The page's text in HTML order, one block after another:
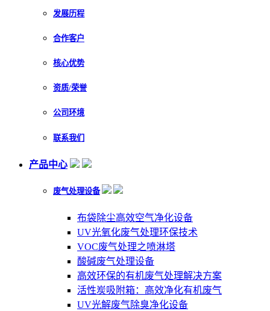
发展历程
合作客户
核心优势
资质/荣誉
公司环境
联系我们
产品中心
废气处理设备
布袋除尘高效空气净化设备
UV光氧化废气处理环保技术
VOC废气处理之喷淋塔
酸碱废气处理设备
高效环保的有机废气处理解决方案
活性炭吸附箱：高效净化有机废气
UV光解废气除臭净化设备